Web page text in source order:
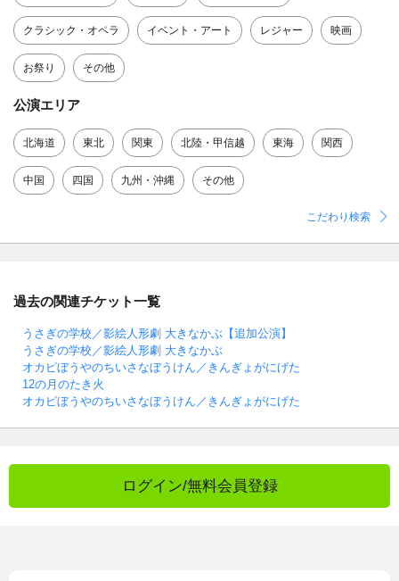
クラシック・オペラ イベント・アート レジャー 映画
お祭り その他
公演エリア
北海道 東北 関東 北陸・甲信越 東海 関西
中国 四国 九州・沖縄 その他
こだわり検索
過去の関連チケット一覧
うさぎの学校／影絵人形劇 大きなかぶ【追加公演】
うさぎの学校／影絵人形劇 大きなかぶ
オカピぼうやのちいさなぼうけん／きんぎょがにげた
12の月のたき火
オカピぼうやのちいさなぼうけん／きんぎょがにげた
ログイン/無料会員登録